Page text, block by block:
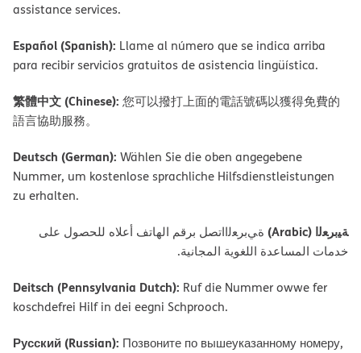
assistance services.
Español (Spanish): Llame al número que se indica arriba
para recibir servicios gratuitos de asistencia lingüística.
繁體中文 (Chinese): 您可以撥打上面的電話號碼以獲得免費的
語言協助服務。
Deutsch (German): Wählen Sie die oben angegebene
Nummer, um kostenlose sprachliche Hilfsdienstleistungen
zu erhalten.
ﺔﯿﺑﺮﻌﻟا (Arabic)
ةﻲﺑﺮﻌﻟااﺗﺼﻞ ﺑﺮﻗﻢ اﻟﮭﺎﺗﻒ أﻋﻼه ﻟﻠﺤﺼﻮل ﻋﻠﻰ
ﺧﺪﻣﺎت اﻟﻤﺴﺎﻋﺪة اﻟﻠﻐﻮﯾﺔ اﻟﻤﺠﺎﻧﯿﺔ.
Deitsch (Pennsylvania Dutch): Ruf die Nummer owwe fer
koschdefrei Hilf in dei eegni Schprooch.
Русский (Russian): Позвоните по вышеуказанному номеру,